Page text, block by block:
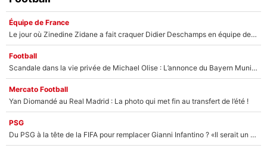
Équipe de France
Le jour où Zinedine Zidane a fait craquer Didier Deschamps en équipe de France : «Je m’en suis voulu», l’ancien sélectionneur a regretté son geste !
Football
Scandale dans la vie privée de Michael Olise : L’annonce du Bayern Munich sur son enfant caché
Mercato Football
Yan Diomandé au Real Madrid : La photo qui met fin au transfert de l’été !
PSG
Du PSG à la tête de la FIFA pour remplacer Gianni Infantino ? «Il serait un mauvais président», le patron de la Liga s'attaque à Nasser Al-Khelaïfi !